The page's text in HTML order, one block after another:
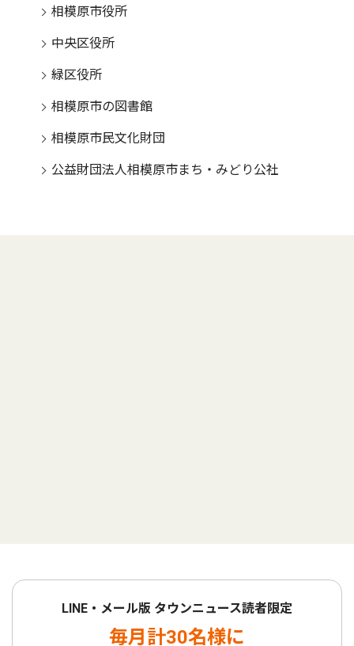
相模原市役所
中央区役所
緑区役所
相模原市の図書館
相模原市民文化財団
公益財団法人相模原市まち・みどり公社
LINE・メール版 タウンニュース読者限定
毎月計30名様に